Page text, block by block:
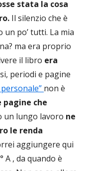
stata la cosa
Il silenzio che è
po’ tutti. La mia
ma era proprio
il libro era
periodi e pagine
non è
pagine che
un lungo lavoro ne
le renda
aggiungere qui
A , da quando è